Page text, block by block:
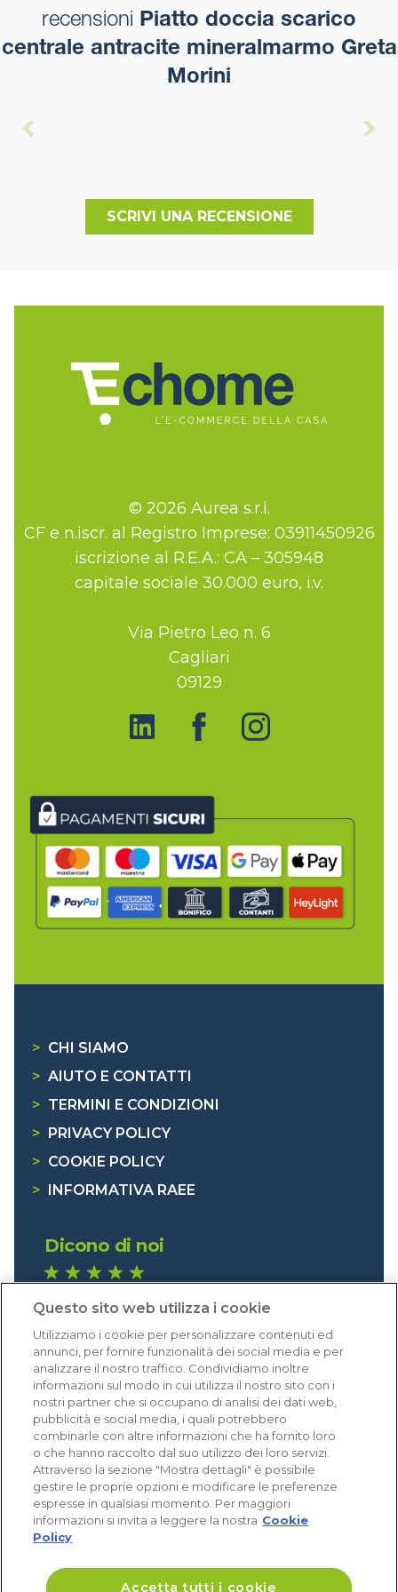
recensioni Piatto doccia scarico
centrale antracite mineralmarmo Greta
Morini
SCRIVI UNA RECENSIONE
© 2026 Aurea s.r.l.
CF e n.iscr. al Registro Imprese: 03911450926
iscrizione al R.E.A.: CA – 305948
capitale sociale 30.000 euro, i.v.
Via Pietro Leo n. 6
Cagliari
09129
> CHI SIAMO
> AIUTO E CONTATTI
> TERMINI E CONDIZIONI
>
PRIVACY POLICY
> COOKIE POLICY
>
INFORMATIVA RAEE
Dicono di noi
Eccellente (4,8)
Acquisti verificati
Questo sito web utilizza i cookie
Utilizziamo i cookie per personalizzare contenuti ed
annunci, per fornire funzionalità dei social media e per
analizzare il nostro traffico. Condividiamo inoltre
informazioni sul modo in cui utilizza il nostro sito con i
nostri partner che si occupano di analisi dei dati web,
pubblicità e social media, i quali potrebbero
combinarle con altre informazioni che ha fornito loro
o che hanno raccolto dal suo utilizzo dei loro servizi.
Attraverso la sezione "Mostra dettagli" è possibile
gestire le proprie opzioni e modificare le preferenze
espresse in qualsiasi momento. Per maggiori
informazioni si invita a leggere la nostra Cookie
Policy
Accetta tutti i cookie